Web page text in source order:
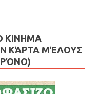
ΚΙΝΗΜΑ
ΚΆΡΤΑ ΜΈΛΟΥΣ